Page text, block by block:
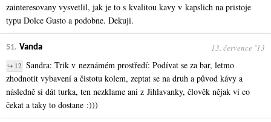
zainteresovany vysvetlil, jak je to s kvalitou kavy v kapslich na pristoje
typu Dolce Gusto a podobne. Dekuji.
51. Vanda 13. července ʼ13
↪ 12 Sandra: Trik v neznámém prostředí: Podívat se za bar, letmo
zhodnotit vybavení a čistotu kolem, zeptat se na druh a původ kávy a
následně si dát turka, ten nezklame ani z Jihlavanky, člověk nějak ví co
čekat a taky to dostane :)))